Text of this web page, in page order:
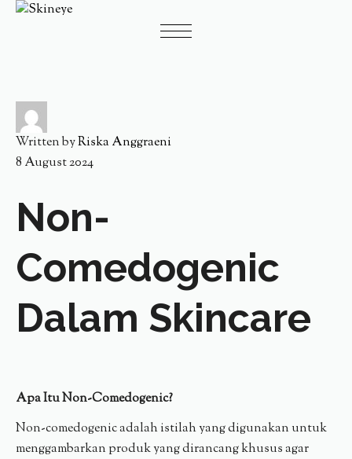
Written byRiska Anggraeni
8 August 2024
Non-
Comedogenic
Dalam Skincare
Apa Itu Non-Comedogenic?
Non-comedogenic adalah istilah yang digunakan untuk
menggambarkan produk yang dirancang khusus agar